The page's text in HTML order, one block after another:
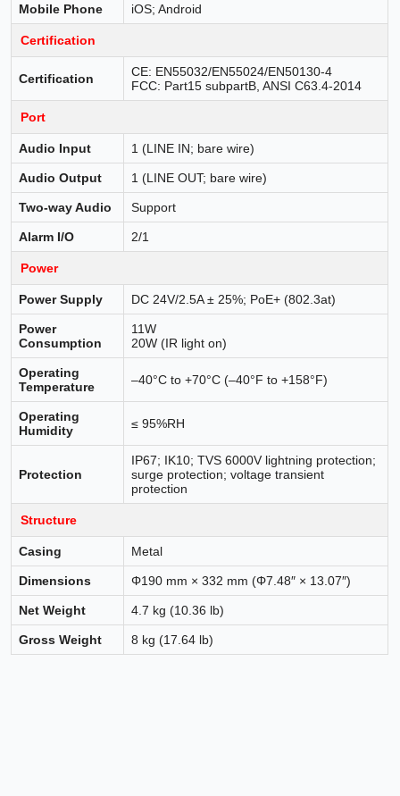
Mobile Phone iOS; Android
Certification
Certification
CE: EN55032/EN55024/EN50130-4
FCC: Part15 subpartB, ANSI C63.4-2014
Port
Audio Input 1 (LINE IN; bare wire)
Audio Output 1 (LINE OUT; bare wire)
Two-way Audio Support
Alarm I/O 2/1
Power
Power Supply DC 24V/2.5A ± 25%; PoE+ (802.3at)
Power
Consumption
11W
20W (IR light on)
Operating
Temperature
–40°C to +70°C (–40°F to +158°F)
Operating
Humidity
≤ 95%RH
Protection
IP67; IK10; TVS 6000V lightning protection;
surge protection; voltage transient
protection
Structure
Casing Metal
Dimensions Φ190 mm × 332 mm (Φ7.48″ × 13.07″)
Net Weight 4.7 kg (10.36 lb)
Gross Weight 8 kg (17.64 lb)